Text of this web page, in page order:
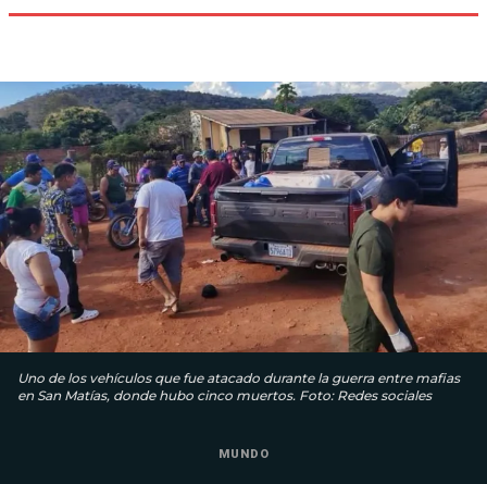
Uno de los vehículos que fue atacado durante la guerra entre mafias
en San Matías, donde hubo cinco muertos. Foto: Redes sociales
MUNDO